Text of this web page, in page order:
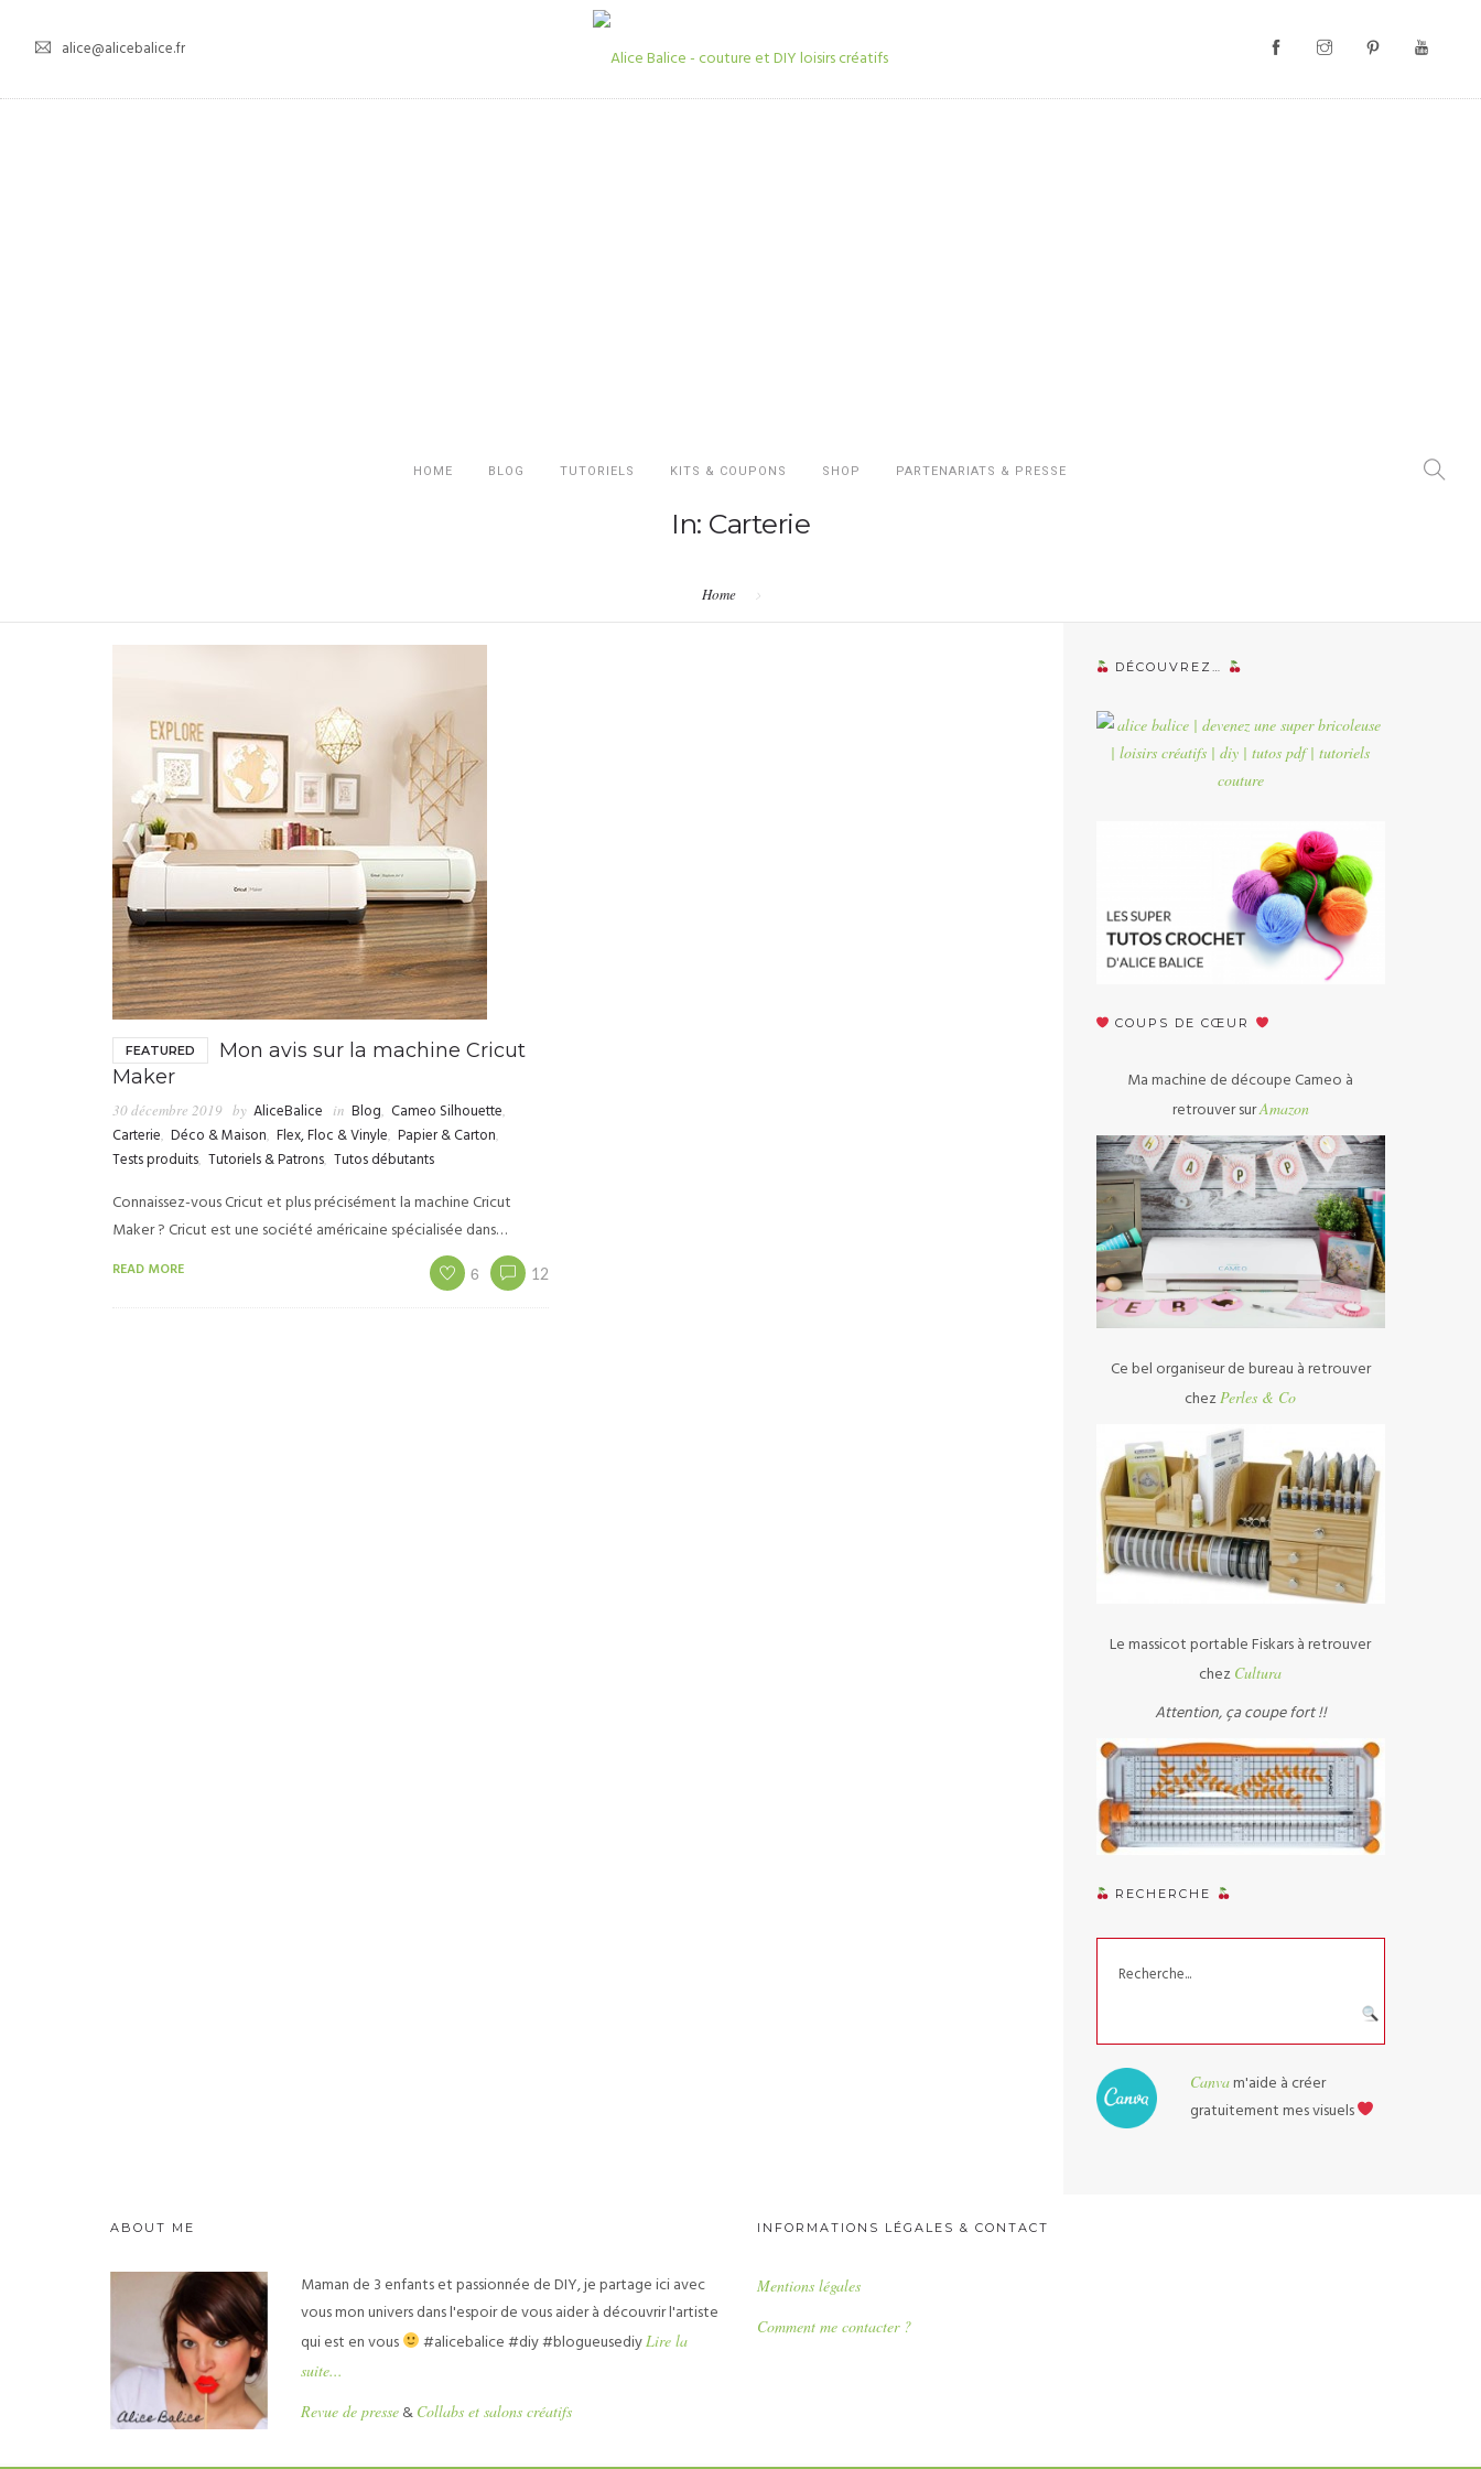
alice@alicebalice.fr
HOME BLOG TUTORIELS KITS & COUPONS SHOP PARTENARIATS & PRESSE
In: Carterie
Home
FEATURED
Mon avis sur la machine Cricut
Maker
30 décembre 2019 by AliceBalice in Blog, Cameo Silhouette,
Carterie, Déco & Maison, Flex, Floc & Vinyle, Papier & Carton,
Tests produits, Tutoriels & Patrons, Tutos débutants
Connaissez-vous Cricut et plus précisément la machine Cricut
Maker ? Cricut est une société américaine spécialisée dans…
READ MORE 6 12
DÉCOUVREZ…
COUPS DE CŒUR
Ma machine de découpe Cameo à
retrouver surAmazon
Ce bel organiseur de bureau à retrouver
chezPerles & Co
Le massicot portable Fiskars à retrouver
chez Cultura
Attention, ça coupe fort !!
RECHERCHE
Canvam'aide à créer
gratuitement mes visuels
ABOUT ME
Maman de 3 enfants et passionnée de DIY, je partage ici avec
vous mon univers dans l'espoir de vous aider à découvrir l'artiste
qui est en vous
#alicebalice #diy #blogueusediyLire la
suite...
Revue de presse & Collabs et salons créatifs
INFORMATIONS LÉGALES & CONTACT
Mentions légales
Comment me contacter ?